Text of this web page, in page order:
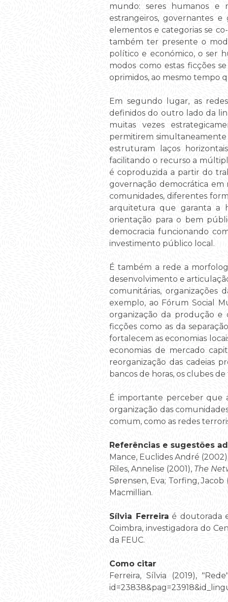
mundo: seres humanos e
estrangeiros, governantes
elementos e categorias se
também ter presente o
político e económico, o ser
modos como estas ficções
oprimidos, ao mesmo tempo
Em segundo lugar, as
definidos do outro lado da
muitas vezes
permitirem simultaneamente
estruturam laços
facilitando o recurso a
é coproduzida a partir do
governação democrática em
comunidades, diferentes
arquitetura que garanta a
orientação para o bem
democracia funcionando
investimento público local.
É também a rede a
desenvolvimento e
comunitárias, organizações
exemplo, ao Fórum Social
organização da produção e
ficções como as da
fortalecem as economias
economias de mercado
reorganização das cadeias
bancos de horas, os clubes de
É importante perceber que
organização das
comum, como as redes
Referências e sugestões
Mance, Euclides André
Riles, Annelise (2001), The
Sørensen, Eva; Torfing, Jacob
Macmillian.
Sílvia Ferreira é doutorada
Coimbra, investigadora do
da FEUC.
Como citar
Ferreira, Sílvia (2019),